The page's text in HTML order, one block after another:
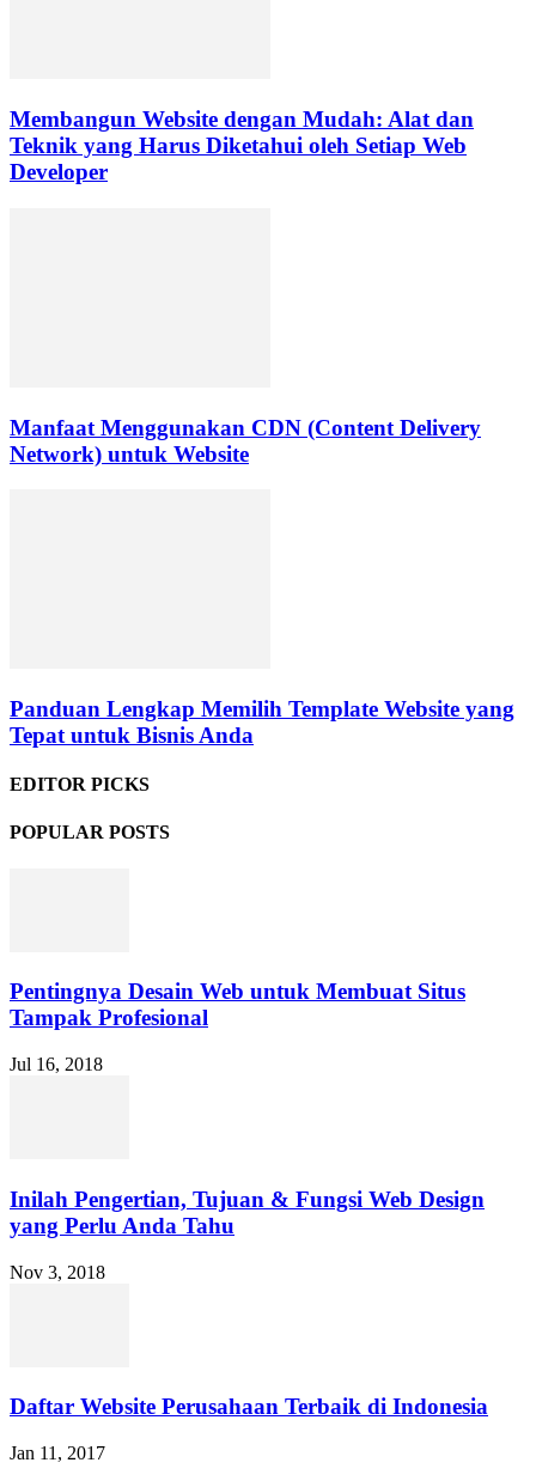
Membangun Website dengan Mudah: Alat dan
Teknik yang Harus Diketahui oleh Setiap Web
Developer
Manfaat Menggunakan CDN (Content Delivery
Network) untuk Website
Panduan Lengkap Memilih Template Website yang
Tepat untuk Bisnis Anda
EDITOR PICKS
POPULAR POSTS
Pentingnya Desain Web untuk Membuat Situs
Tampak Profesional
Jul 16, 2018
Inilah Pengertian, Tujuan & Fungsi Web Design
yang Perlu Anda Tahu
Nov 3, 2018
Daftar Website Perusahaan Terbaik di Indonesia
Jan 11, 2017